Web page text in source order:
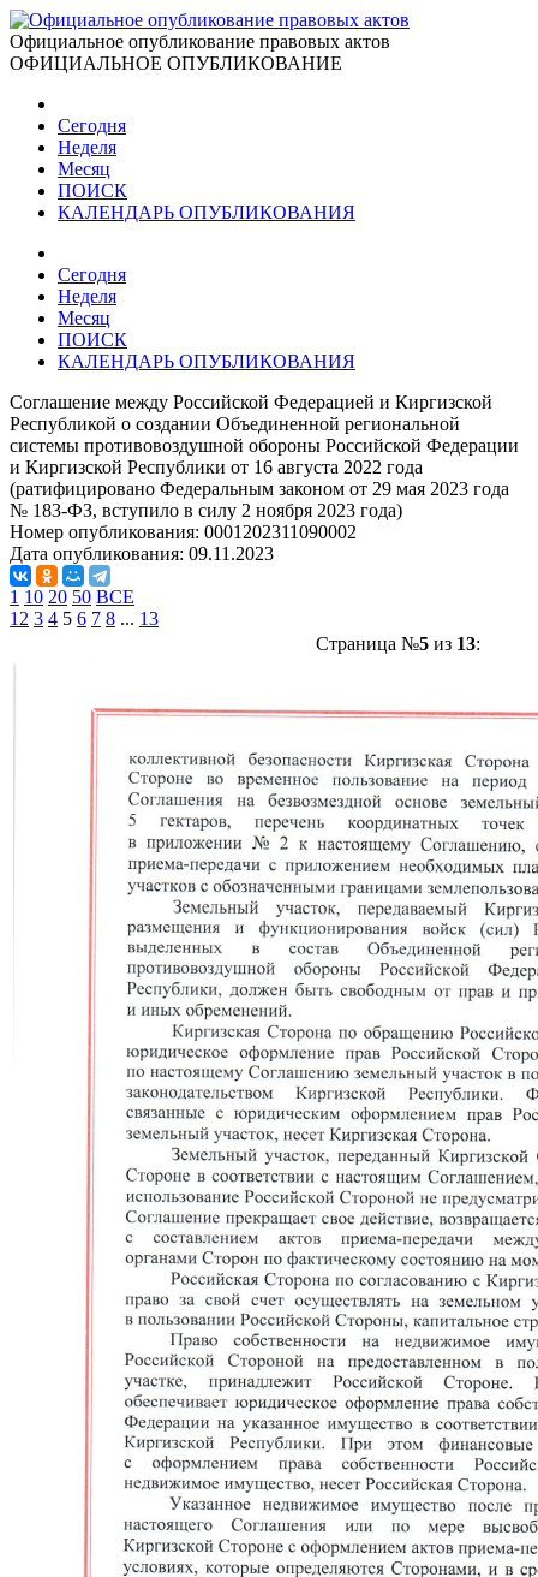
Официальное опубликование правовых актов
ОФИЦИАЛЬНОЕ ОПУБЛИКОВАНИЕ
Сегодня
Неделя
Месяц
ПОИСК
КАЛЕНДАРЬ ОПУБЛИКОВАНИЯ
Сегодня
Неделя
Месяц
ПОИСК
КАЛЕНДАРЬ ОПУБЛИКОВАНИЯ
Соглашение между Российской Федерацией и Киргизской
Республикой о создании Объединенной региональной
системы противовоздушной обороны Российской Федерации
и Киргизской Республики от 16 августа 2022 года
(ратифицировано Федеральным законом от 29 мая 2023 года
№ 183-ФЗ, вступило в силу 2 ноября 2023 года)
Номер опубликования: 0001202311090002
Дата опубликования: 09.11.2023
1 10 20 50 ВСЕ
1 2 3 4 5 6 7 8 ... 13
Страница №5из 13: